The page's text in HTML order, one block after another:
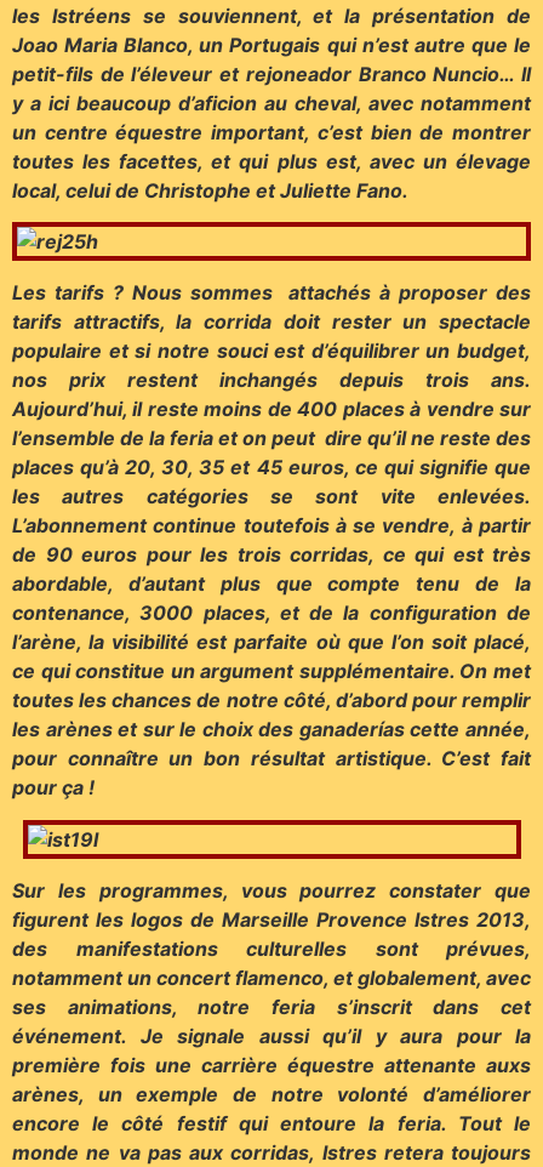
les Istréens se souviennent, et la présentation de
Joao Maria Blanco, un Portugais qui n’est autre que le
petit-fils de l’éleveur et rejoneador Branco Nuncio… Il
y a ici beaucoup d’aficion au cheval, avec notamment
un centre équestre important, c’est bien de montrer
toutes les facettes, et qui plus est, avec un élevage
local, celui de Christophe et Juliette Fano.
Les tarifs ? Nous sommes attachés à proposer des
tarifs attractifs, la corrida doit rester un spectacle
populaire et si notre souci est d’équilibrer un budget,
nos prix restent inchangés depuis trois ans.
Aujourd’hui, il reste moins de 400 places à vendre sur
l’ensemble de la feria et on peut dire qu’il ne reste des
places qu’à 20, 30, 35 et 45 euros, ce qui signifie que
les autres catégories se sont vite enlevées.
L’abonnement continue toutefois à se vendre, à partir
de 90 euros pour les trois corridas, ce qui est très
abordable, d’autant plus que compte tenu de la
contenance, 3000 places, et de la configuration de
l’arène, la visibilité est parfaite où que l’on soit placé,
ce qui constitue un argument supplémentaire. On met
toutes les chances de notre côté, d’abord pour remplir
les arènes et sur le choix des ganaderías cette année,
pour connaître un bon résultat artistique. C’est fait
pour ça !
Sur les programmes, vous pourrez constater que
figurent les logos de Marseille Provence Istres 2013,
des manifestations culturelles sont prévues,
notamment un concert flamenco, et globalement, avec
ses animations, notre feria s’inscrit dans cet
événement. Je signale aussi qu’il y aura pour la
première fois une carrière équestre attenante auxs
arènes, un exemple de notre volonté d’améliorer
encore le côté festif qui entoure la feria. Tout le
monde ne va pas aux corridas, Istres retera toujours